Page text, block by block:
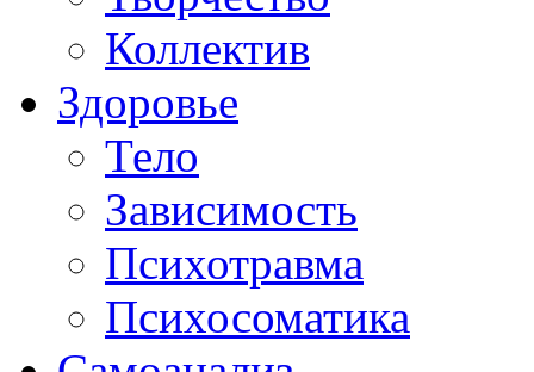
Коллектив
Здоровье
Тело
Зависимость
Психотравма
Психосоматика